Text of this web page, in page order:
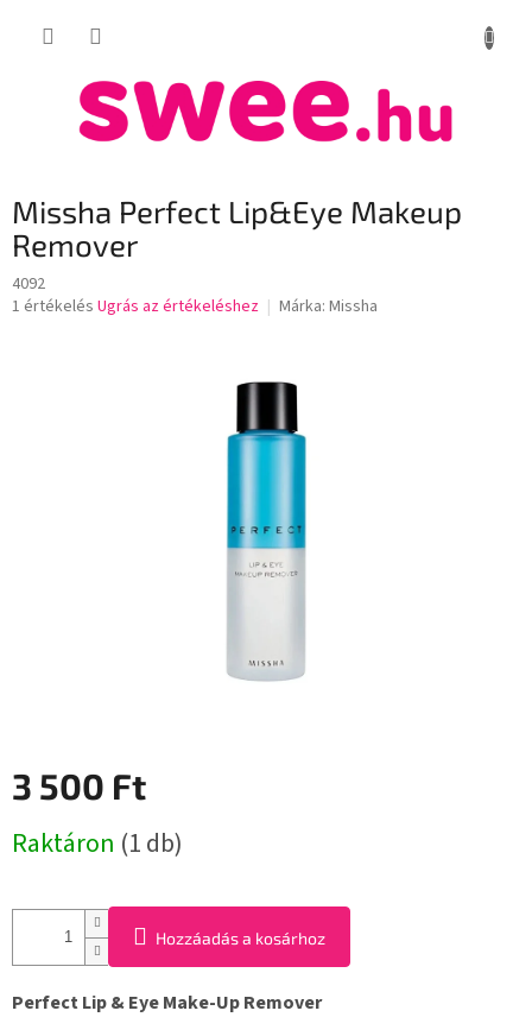
KOSÁR
Missha Perfect Lip&Eye Makeup
Remover
4092
A
1 értékelés Ugrás az értékeléshez Márka: Missha
3 500 Ft
Raktáron (1 db)
Hozzáadás a kosárhoz
Perfect Lip & Eye Make-Up Remover